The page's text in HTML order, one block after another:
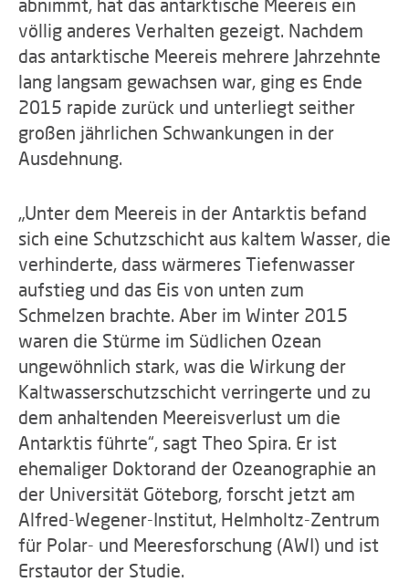
völlig anderes Verhalten gezeigt. Nachdem
das antarktische Meereis mehrere Jahrzehnte
lang langsam gewachsen war, ging es Ende
2015 rapide zurück und unterliegt seither
großen jährlichen Schwankungen in der
Ausdehnung.
„Unter dem Meereis in der Antarktis befand
sich eine Schutzschicht aus kaltem Wasser, die
verhinderte, dass wärmeres Tiefenwasser
aufstieg und das Eis von unten zum
Schmelzen brachte. Aber im Winter 2015
waren die Stürme im Südlichen Ozean
ungewöhnlich stark, was die Wirkung der
Kaltwasserschutzschicht verringerte und zu
dem anhaltenden Meereisverlust um die
Antarktis führte“, sagt Theo Spira. Er ist
ehemaliger Doktorand der Ozeanographie an
der Universität Göteborg, forscht jetzt am
Alfred-Wegener-Institut, Helmholtz-Zentrum
für Polar- und Meeresforschung (AWI) und ist
Erstautor der Studie.